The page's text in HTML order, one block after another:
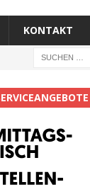
KONTAKT